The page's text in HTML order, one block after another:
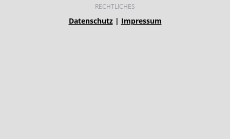
RECHTLICHES
Datenschutz| Impressum